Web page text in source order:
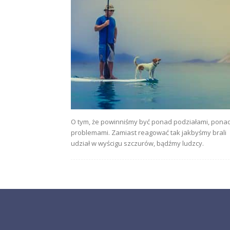
O tym, że powinniśmy być ponad podziałami,
problemami. Zamiast reagować tak jakbyśmy brali
udział w wyścigu szczurów, bądźmy ludzcy.